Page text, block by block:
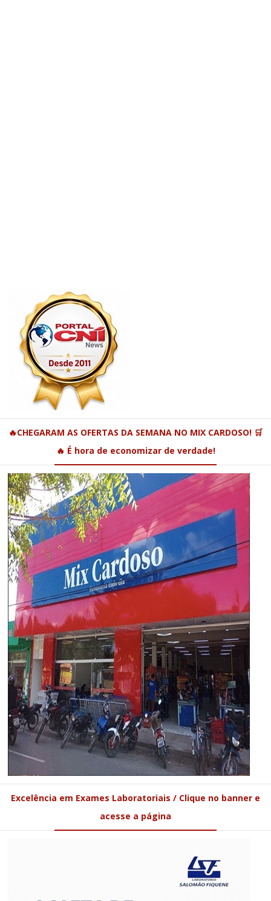
🔥CHEGARAM AS OFERTAS DA SEMANA NO MIX CARDOSO! 🛒
🔥 É hora de economizar de verdade!
Excelência em Exames Laboratoriais / Clique no banner e
acesse a página